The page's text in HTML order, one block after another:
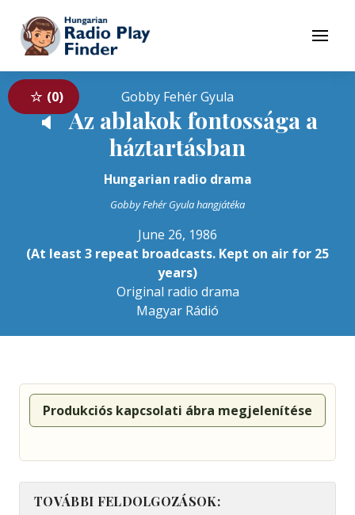
To contents
Menu
0 Gobby Fehér Gyula
🔈 Az ablakok fontossága a
háztartásban
Hungarian radio drama
Gobby Fehér Gyula hangjátéka
June 26, 1986
(At least 3 repeat broadcasts. Kept on air for 25
years)
Original radio drama
Magyar Rádió
Produkciós kapcsolati ábra megjelenítése
TOVÁBBI FELDOLGOZÁSOK: